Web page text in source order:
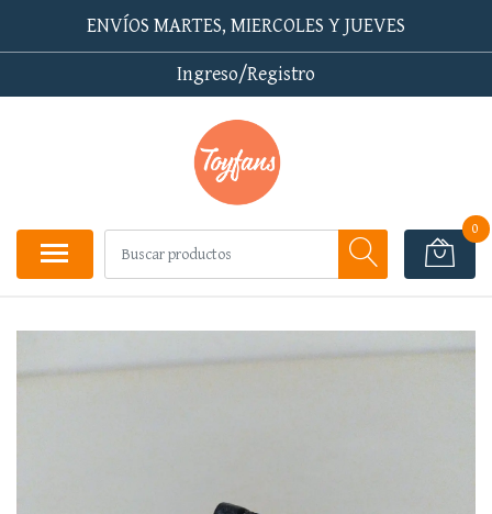
ENVÍOS MARTES, MIERCOLES Y JUEVES
Ingreso/Registro
0